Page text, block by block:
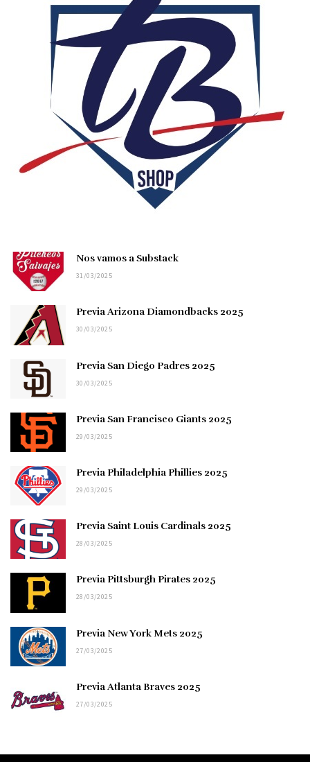
Nos vamos a Substack
31/03/2025
Previa Arizona Diamondbacks 2025
30/03/2025
Previa San Diego Padres 2025
30/03/2025
Previa San Francisco Giants 2025
29/03/2025
Previa Philadelphia Phillies 2025
29/03/2025
Previa Saint Louis Cardinals 2025
28/03/2025
Previa Pittsburgh Pirates 2025
28/03/2025
Previa New York Mets 2025
27/03/2025
Previa Atlanta Braves 2025
27/03/2025